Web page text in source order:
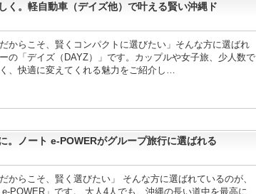
く。軽自動車（デイズ他）で叶える賢い沖縄ド
からこそ、賢くコンパクトに選びたい」そんな方に選ばれ
の「デイズ（DAYZ）」です。カップルや女子旅、少人数で
、快適に変えてくれる魅力をご紹介し…
。ノート e-POWERがグループ旅行に選ばれる
からこそ、賢く選びたい」 そんな方に選ばれているのが、
POWER」です。 大人4人でも、沖縄の長い道中を最高に